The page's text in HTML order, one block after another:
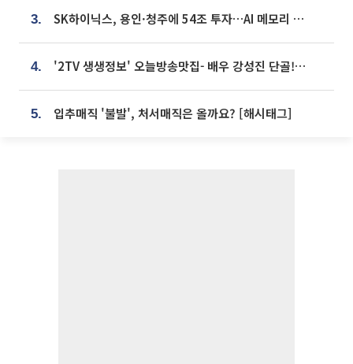
3. SK하이닉스, 용인·청주에 54조 투자…AI 메모리 생산기지 키운다
4. '2TV 생생정보' 오늘방송맛집- 배우 강성진 단골! 쌀국수ㆍ푸팟퐁 커리 맛집 '블○○○'
5. 입추매직 '불발', 처서매직은 올까요? [해시태그]